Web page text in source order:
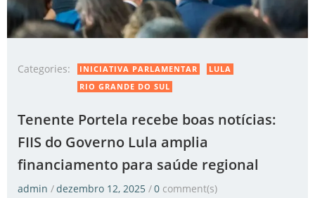
Categories: INICIATIVA PARLAMENTAR
LULA
RIO GRANDE DO SUL
Tenente Portela recebe boas notícias:
FIIS do Governo Lula amplia
financiamento para saúde regional
admin /dezembro 12, 2025 /0 comment(s)